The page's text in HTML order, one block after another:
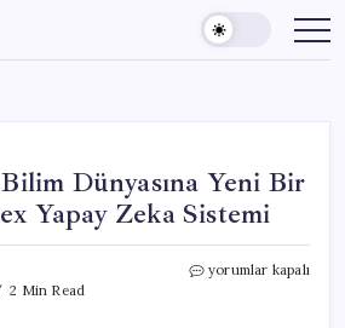
Dünyasına Yeni Bir
Yapay Zeka Sistemi
2 Min Read
Almanya’dan
yorumlar kapalı